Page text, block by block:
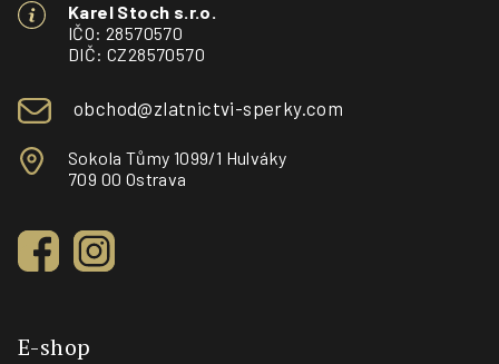
Karel Stoch s.r.o.
IČO: 28570570
DIČ: CZ28570570
obchod@zlatnictvi-sperky.com
Sokola Tůmy 1099/1 Hulváky
709 00 Ostrava
E-shop